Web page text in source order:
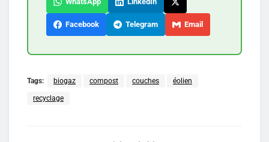
Facebook Telegram Email
Tags: biogaz compost couches éolien
recyclage